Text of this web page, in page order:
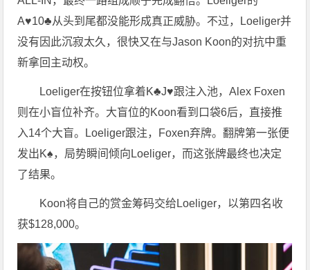
A♥10♣从头到尾都没能形成真正威胁。不过，Loeliger并
没有因此沉寂太久，很快又在与Jason Koon的对抗中重
新拿回主动权。
Loeliger在按钮位拿着K♣J♥跟注入池，Alex Foxen
则在小盲位补齐。大盲位的Koon看到口袋6后，直接推
入14个大盲。Loeliger跟注，Foxen弃牌。翻牌第一张便
发出K♠，局势瞬间倾向Loeliger，而这张牌最终也决定
了结果。
Koon将自己的赏金筹码交给Loeliger，以第四名收
获$128,000。